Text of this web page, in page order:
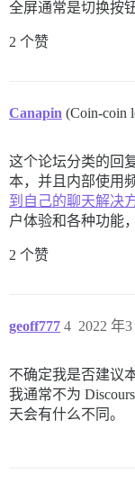
全屏通常是切换按
2 个赞
Canapin (Coin-coin
这个论坛分类的回
本，并且内部使用
到自己的聊天解决
户体验和各种功能
2 个赞
geoff777 2022 年
4
不确定我是否建
我通常不为
天会有什么不同。